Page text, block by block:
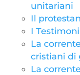
unitariani
Il
I
La
cristiani di
La